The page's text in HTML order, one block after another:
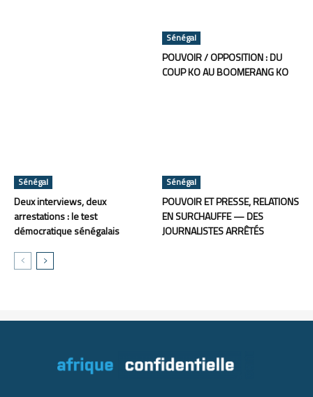
Sénégal
POUVOIR / OPPOSITION : DU
COUP KO AU BOOMERANG KO
Sénégal
Deux interviews, deux
arrestations : le test
démocratique sénégalais
Sénégal
POUVOIR ET PRESSE, RELATIONS
EN SURCHAUFFE — DES
JOURNALISTES ARRÊTÉS